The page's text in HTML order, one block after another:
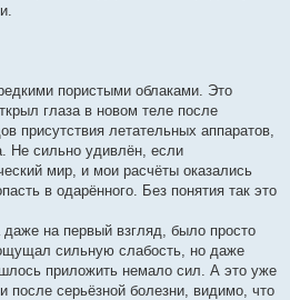
пористыми облаками. Это
глаза в новом теле после
присутствия летательных аппаратов,
Не сильно удивлён, если
мир, и мои расчёты оказались
в одарённого. Без понятия так это
даже на первый взгляд, было просто
сильную слабость, но даже
приложить немало сил. А это уже
после серьёзной болезни, видимо, что